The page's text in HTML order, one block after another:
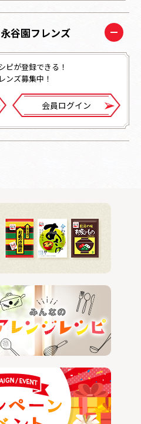
谷園フレンズ
ピが登録できる！
ンズ募集中！
会員ログイン